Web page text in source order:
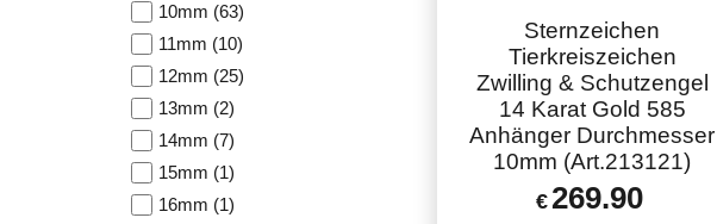
10mm (63)
11mm (10)
12mm (25)
13mm (2)
14mm (7)
15mm (1)
16mm (1)
Sternzeichen
Tierkreiszeichen
Zwilling & Schutzengel
14 Karat Gold 585
Anhänger Durchmesser
10mm (Art.213121)
€ 269.90